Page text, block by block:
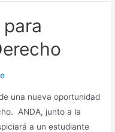
una nueva oportunidad
ANDA, junto a la
a un estudiante